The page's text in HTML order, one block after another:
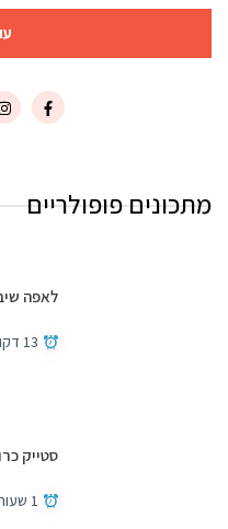
מתכונים פופולריים
לאפה
13 דקות
סטייק
1 שעות 5 דקות